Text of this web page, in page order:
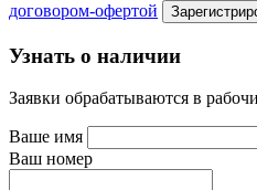
договором-офертой
Узнать о наличии
Заявки обрабатываются в
Ваше имя
Ваш номер